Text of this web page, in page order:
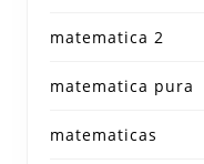
matematica 2
matematica pura
matematicas